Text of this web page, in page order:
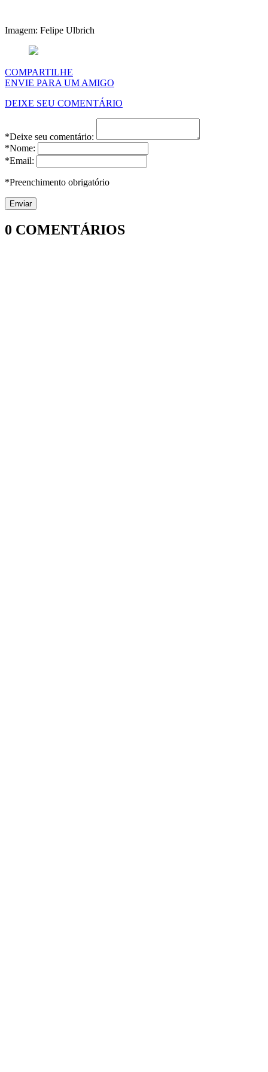
Imagem: Felipe Ulbrich
COMPARTILHE
ENVIE PARA UM AMIGO
DEIXE SEU COMENTÁRIO
*Deixe seu comentário:
*Nome:
*Email:
*Preenchimento obrigatório
0 COMENTÁRIOS